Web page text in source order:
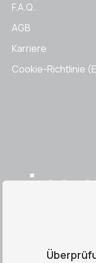
F.A.Q.
AGB
Karriere
Cookie-Richtlinie